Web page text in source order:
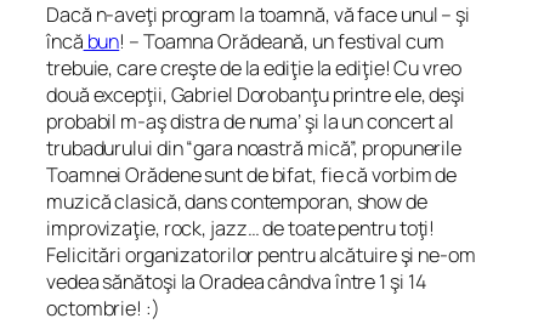
Dacă n-aveţi program la toamnă, vă face unul – şi
încă bun! – Toamna Orădeană, un festival cum
trebuie, care creşte de la ediţie la ediţie! Cu vreo
două excepţii, Gabriel Dorobanţu printre ele, deşi
probabil m-aş distra de numa’ şi la un concert al
trubadurului din “gara noastră mică”, propunerile
Toamnei Orădene sunt de bifat, fie că vorbim de
muzică clasică, dans contemporan, show de
improvizaţie, rock, jazz… de toate pentru toţi!
Felicitări organizatorilor pentru alcătuire şi ne-om
vedea sănătoşi la Oradea cândva între 1 şi 14
octombrie! :)